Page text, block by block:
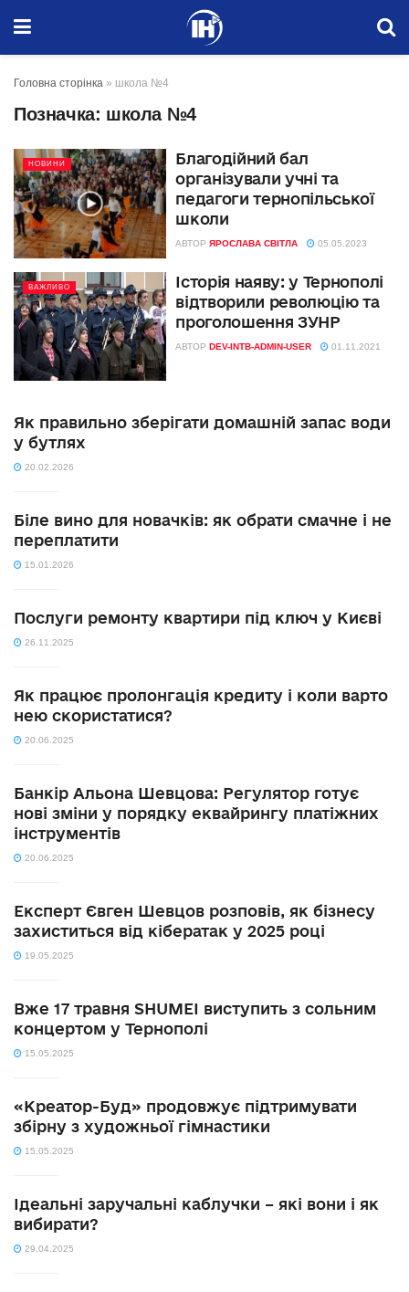
Головна сторінка » школа №4
Позначка: школа №4
НОВИНИ
Благодійний бал
організували учні та
педагоги тернопільської
школи
АВТОР ЯРОСЛАВА СВІТЛА 05.05.2023
ВАЖЛИВО
Історія наяву: у Тернополі
відтворили революцію та
проголошення ЗУНР
АВТОР DEV-INTB-ADMIN-USER 01.11.2021
Як правильно зберігати домашній запас води
у бутлях
20.02.2026
Біле вино для новачків: як обрати смачне і не
переплатити
15.01.2026
Послуги ремонту квартири під ключ у Києві
26.11.2025
Як працює пролонгація кредиту і коли варто
нею скористатися?
20.06.2025
Банкір Альона Шевцова: Регулятор готує
нові зміни у порядку еквайрингу платіжних
інструментів
20.06.2025
Експерт Євген Шевцов розповів, як бізнесу
захиститься від кібератак у 2025 році
19.05.2025
Вже 17 травня SHUMEI виступить з сольним
концертом у Тернополі
15.05.2025
«Креатор-Буд» продовжує підтримувати
збірну з художньої гімнастики
15.05.2025
Ідеальні заручальні каблучки – які вони і як
вибирати?
29.04.2025